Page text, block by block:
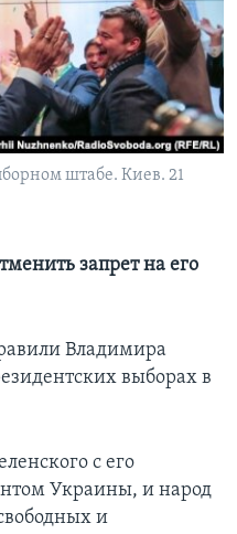
штабе. Киев. 21
запрет на его
Владимира
выборах в
с его
Украины, и народ
и